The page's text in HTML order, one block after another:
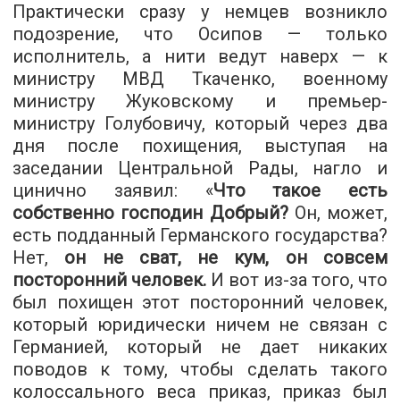
Практически сразу у немцев возникло
подозрение, что Осипов — только
исполнитель, а нити ведут наверх — к
министру МВД Ткаченко, военному
министру Жуковскому и премьер-
министру Голубовичу, который через два
дня после похищения, выступая на
заседании Центральной Рады, нагло и
цинично заявил: «Что такое есть
собственно господин Добрый?Он, может,
есть подданный Германского государства?
Нет, он не сват, не кум, он совсем
посторонний человек. И вот из-за того, что
был похищен этот посторонний человек,
который юридически ничем не связан с
Германией, который не дает никаких
поводов к тому, чтобы сделать такого
колоссального веса приказ, приказ был